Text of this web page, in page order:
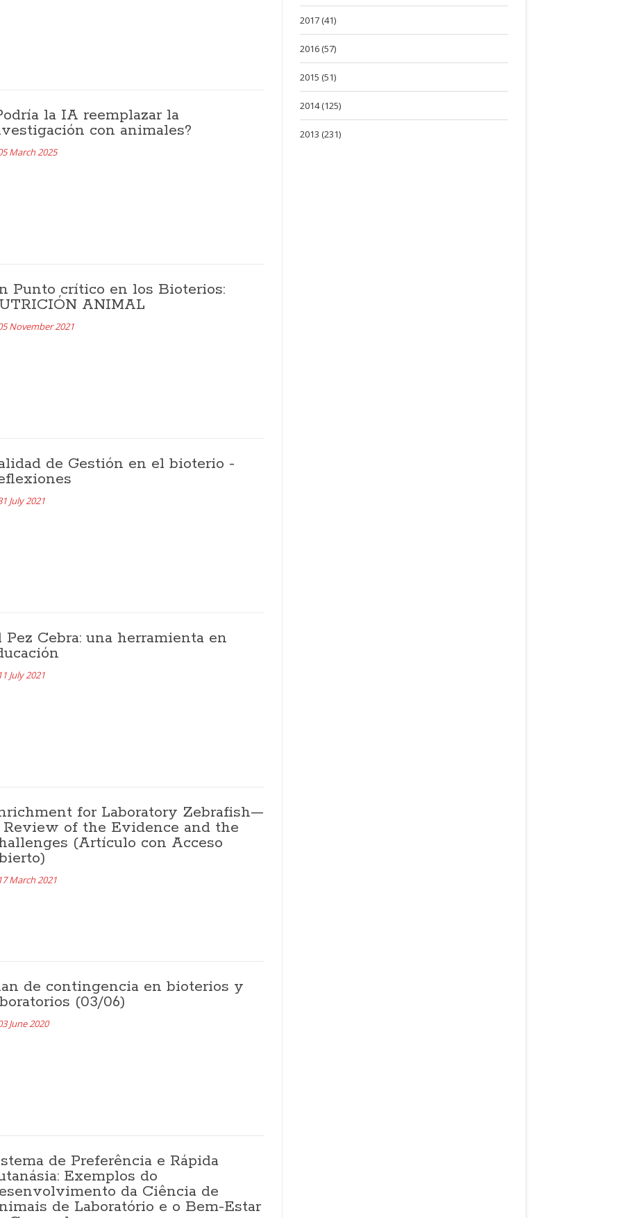
la IA reemplazar la
con animales?
March 2025
Punto crítico en los Bioterios:
ANIMAL
November 2021
de Gestión en el bioterio -
July 2021
Pez Cebra: una herramienta en
July 2021
for Laboratory Zebrafish—
of the Evidence and the
(Artículo con Acceso
March 2021
de contingencia en bioterios y
(03/06)
June 2020
de Preferência e Rápida
Exemplos do
da Ciência de
de Laboratório e o Bem-Estar
2017 (41)
2016 (57)
2015 (51)
2014 (125)
2013 (231)